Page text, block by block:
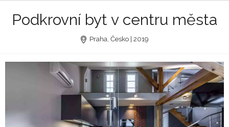
Podkrovní byt v centru města
Praha, Česko | 2019